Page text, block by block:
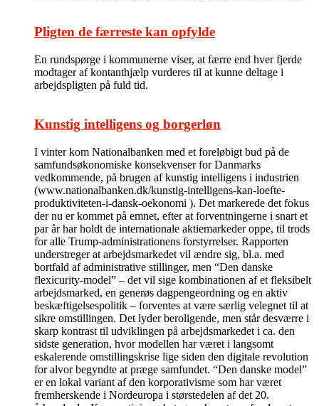
Pligten de færreste kan opfylde
En rundspørge i kommunerne viser, at færre end hver fjerde
modtager af kontanthjælp vurderes til at kunne deltage i
arbejdspligten på fuld tid.
Kunstig intelligens og borgerløn
I vinter kom Nationalbanken med et foreløbigt bud på de
samfundsøkonomiske konsekvenser for Danmarks
vedkommende, på brugen af kunstig intelligens i industrien
(www.nationalbanken.dk/kunstig-intelligens-kan-loefte-
produktiviteten-i-dansk-oekonomi ). Det markerede det fokus
der nu er kommet på emnet, efter at forventningerne i snart et
par år har holdt de internationale aktiemarkeder oppe, til trods
for alle Trump-administrationens forstyrrelser. Rapporten
understreger at arbejdsmarkedet vil ændre sig, bl.a. med
bortfald af administrative stillinger, men “Den danske
flexicurity-model” – det vil sige kombinationen af et fleksibelt
arbejdsmarked, en generøs dagpengeordning og en aktiv
beskæftigelsespolitik – forventes at være særlig velegnet til at
sikre omstillingen. Det lyder beroligende, men står desværre i
skarp kontrast til udviklingen på arbejdsmarkedet i ca. den
sidste generation, hvor modellen har været i langsomt
eskalerende omstillingskrise lige siden den digitale revolution
for alvor begyndte at præge samfundet. “Den danske model”
er en lokal variant af den korporativisme som har været
fremherskende i Nordeuropa i størstedelen af det 20.